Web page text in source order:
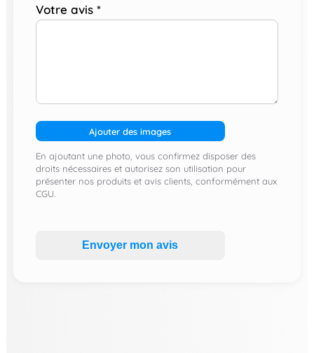
Votre avis *
Ajouter des images
En ajoutant une photo, vous confirmez disposer des
droits nécessaires et autorisez son utilisation pour
présenter nos produits et avis clients, conformément aux
CGU.
Envoyer mon avis